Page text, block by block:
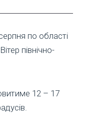
по області
північно-
12 – 17